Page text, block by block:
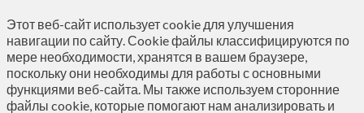
Этот веб-сайт использует cookie для улучшения
навигации по сайту. Сookie файлы классифицируются по
мере необходимости, хранятся в вашем браузере,
поскольку они необходимы для работы с основными
функциями веб-сайта. Мы также используем сторонние
файлы cookie, которые помогают нам анализировать и